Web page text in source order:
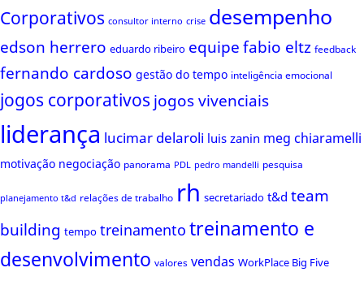
Corporativos consultor interno crise desempenho
edson herrero eduardo ribeiro equipefabio eltz feedback
fernando cardoso gestão do tempo inteligência emocional
jogos corporativos jogos vivenciais
liderança lucimar delaroli luis zanin meg chiaramelli
motivação negociação panorama PDL pedro mandelli pesquisa
planejamento t&d relações de trabalho rh secretariado t&d team
building tempo treinamentotreinamento e
desenvolvimento valores vendas WorkPlace Big Five